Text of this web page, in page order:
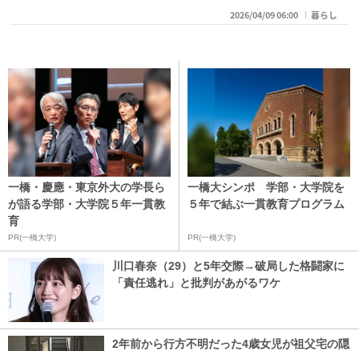
2026/04/09 06:00 暮らし
一橋・慶應・東京外大の学長ら
が語る学部・大学院５年一貫教
育
PR(一橋大学)
一橋大シンポ 学部・大学院を
５年で結ぶ一貫教育プログラム
PR(一橋大学)
川口春奈（29）と5年交際→破局した格闘家に
「責任逃れ」と批判があがるワケ
2年前から行方不明だった4歳女児が祖父宅の隠